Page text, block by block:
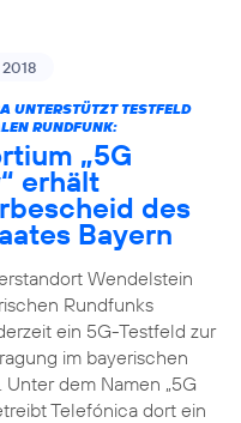
UNTERSTÜTZT TESTFELD
RUNDFUNK:
„5G
erhält
des
Bayern
Wendelstein
Rundfunks
ein 5G-Testfeld zur
im bayerischen
Unter dem Namen „5G
Telefónica dort ein